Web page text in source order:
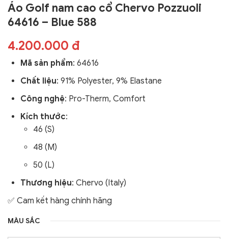
Áo Golf nam cao cổ Chervo Pozzuoli
64616 – Blue 588
4.200.000 đ
Mã sản phẩm: 64616
Chất liệu: 91% Polyester, 9% Elastane
Công nghệ: Pro-Therm, Comfort
Kích thước:
46 (S)
48 (M)
50 (L)
Thương hiệu: Chervo (Italy)
✅ Cam kết hàng chính hãng
MÀU SẮC